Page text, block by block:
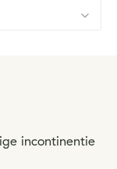
incontinentie